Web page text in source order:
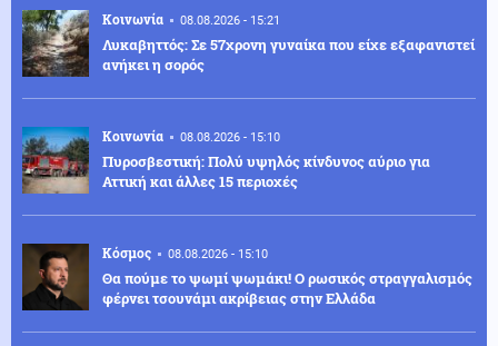
Κοινωνία 08.08.2026 - 15:21
Λυκαβηττός: Σε 57χρονη γυναίκα που είχε εξαφανιστεί
ανήκει η σορός
Κοινωνία 08.08.2026 - 15:10
Πυροσβεστική: Πολύ υψηλός κίνδυνος αύριο για
Αττική και άλλες 15 περιοχές
Κόσμος 08.08.2026 - 15:10
Θα πούμε το ψωμί ψωμάκι! Ο ρωσικός στραγγαλισμός
φέρνει τσουνάμι ακρίβειας στην Ελλάδα